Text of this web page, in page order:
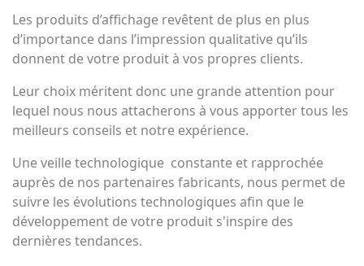
Les produits d’affichage revêtent de plus en plus
d’importance dans l’impression qualitative qu’ils
donnent de votre produit à vos propres clients.
Leur choix méritent donc une grande attention pour
lequel nous nous attacherons à vous apporter tous les
meilleurs conseils et notre expérience.
Une veille technologique constante et rapprochée
auprès de nos partenaires fabricants, nous permet de
suivre les évolutions technologiques afin que le
développement de votre produit s'inspire des
dernières tendances.